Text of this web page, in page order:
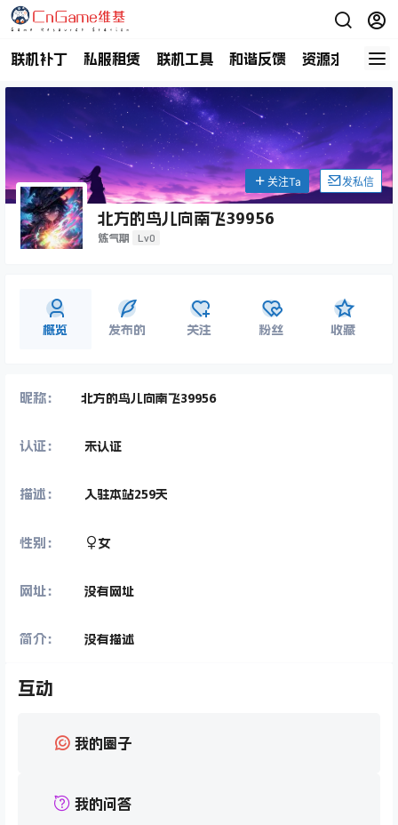
联机补丁 私服租赁 联机工具 和谐反馈 资源求助 商
北方的鸟儿向南飞39956
炼气期 Lv0
关注Ta 发私信
概览 发布的 关注 粉丝 收藏
昵称： 北方的鸟儿向南飞39956
认证： 未认证
描述： 入驻本站259天
性别： 女
网址： 没有网址
简介： 没有描述
互动
我的圈子
我的问答